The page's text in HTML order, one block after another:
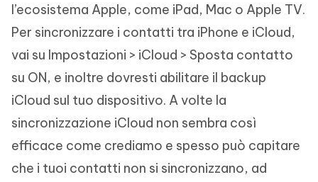
l’ecosistema Apple, come iPad, Mac o Apple TV.
Per sincronizzare i contatti tra iPhone e iCloud,
vai su Impostazioni > iCloud > Sposta contatto
su ON, e inoltre dovresti abilitare il backup
iCloud sul tuo dispositivo. A volte la
sincronizzazione iCloud non sembra così
efficace come crediamo e spesso può capitare
che i tuoi contatti non si sincronizzano, ad